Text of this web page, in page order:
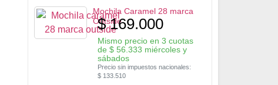
Mochila Caramel 28 marca
Outside
$169.000
Mismo precio en 3 cuotas
de $56.333 miércoles y
sábados
Precio sin impuestos nacionales:
$133.510